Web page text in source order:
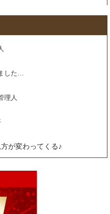
した…
理人
が変わってくる♪